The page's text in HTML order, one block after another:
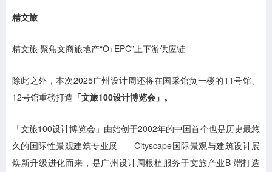
精文旅
精文旅·聚焦文商旅地产“O+EPC”上下游供应链
除此之外，本次2025广州设计周还将在国采馆负一楼的11号馆、
12号馆重磅打造 「文旅100设计博览会」。
「文旅100设计博览会」由始创于2002年的中国首个也是历史最悠
久的国际性景观建筑专业展——Cityscape国际景观与建筑设计展
焕新升级进化而来，是广州设计周根植服务于文旅产业B 端打造